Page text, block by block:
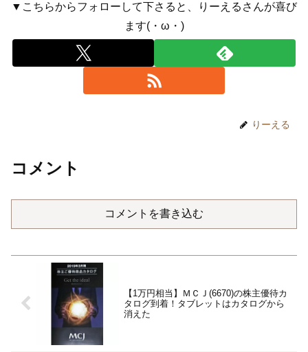
▼こちらからフォローして下さると、りーえるさんが喜び
ます(・ω・)
りーえる
コメント
コメントを書き込む
【1万円相当】ＭＣＪ(6670)の株主優待カ
タログ到着！タブレットはカタログから
消えた